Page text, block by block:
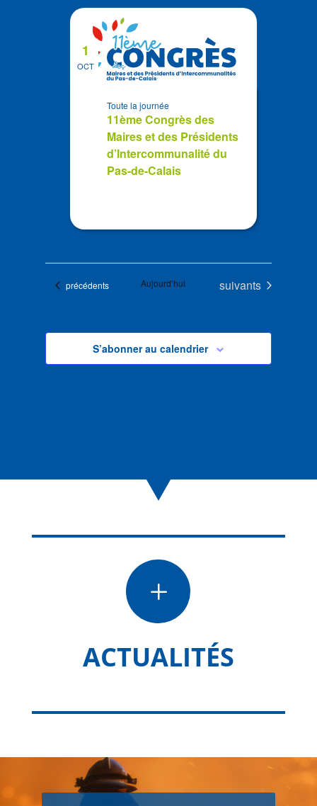
OCT
1
11ème Congrès des
Maires et des Présidents
d’Intercommunalité du
Pas-de-Calais
Toute la journée
Évènements
précédents Aujourd’hui Évènements
suivants
S’abonner au calendrier
L
ACTUALITÉS